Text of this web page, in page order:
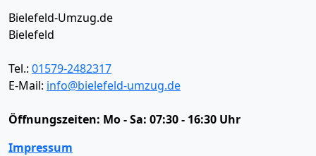
Bielefeld-Umzug.de
Bielefeld
Tel.: 01579-2482317
E-Mail: info@bielefeld-umzug.de
Öffnungszeiten: Mo - Sa: 07:30 - 16:30 Uhr
Impressum